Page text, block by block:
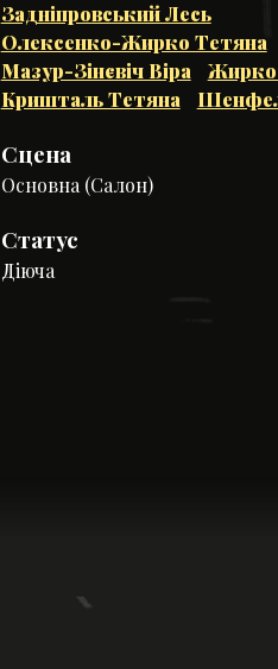
Задніпровський Лесь
Олексенко-Жирко Тетяна
Мазур-Зінєвіч Віра
Жирко
Кришталь Тетяна
Сцена
Основна (Салон)
Статус
Діюча